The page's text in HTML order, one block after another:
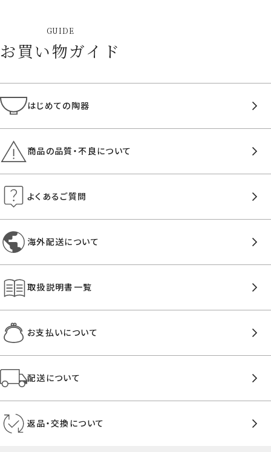
GUIDE
お買い物ガイド
はじめての陶器
商品の品質・不良について
よくあるご質問
海外配送について
取扱説明書一覧
お支払いについて
配送について
返品・交換について